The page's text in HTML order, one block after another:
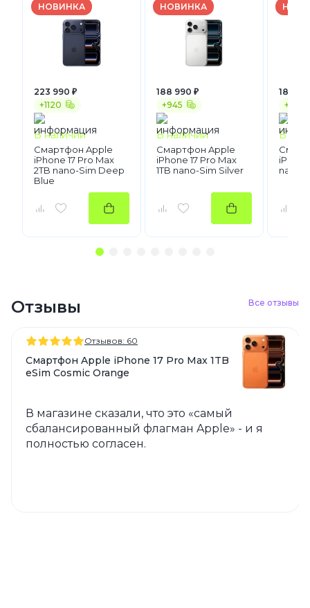
НОВИНКА
+1120
223 990 ₽
В наличии
Смартфон Apple
iPhone 17 Pro Max
2TB nano-Sim Deep
Blue
НОВИНКА
+945
188 990 ₽
В наличии
Смартфон Apple
iPhone 17 Pro Max
1TB nano-Sim Silver
+910
181
В
iPhone
nano-
Отзывы Все отзывы
Отзывов: 60
Смартфон Apple iPhone 17 Pro Max 1TB
eSim Cosmic Orange
В магазине сказали, что это «самый
сбалансированный флагман Apple» - и я
полностью согласен.